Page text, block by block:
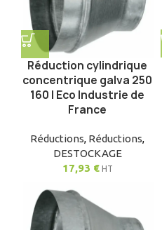
Réduction cylindrique
concentrique galva 250
160 | Eco Industrie de
France
Réductions, Réductions,
DESTOCKAGE
17,93 € HT